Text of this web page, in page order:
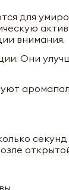
для
внимания.
Они